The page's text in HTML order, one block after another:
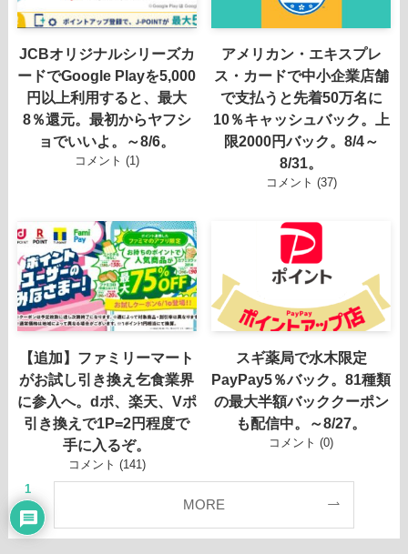
JCBオリジナルシリーズカ
ードでGoogle Playを5,000
円以上利用すると、最大
8％還元。最初からヤフシ
ョでいいよ。～8/6。
コメント (1)
アメリカン・エキスプレ
ス・カードで中小企業店舗
で支払うと先着50万名に
10％キャッシュバック。上
限2000円バック。8/4～
8/31。
コメント (37)
【追加】ファミリーマート
がお試し引き換え乞食業界
に参入へ。dポ、楽天、Vポ
引き換えで1P=2円程度で
手に入るぞ。
コメント (141)
スギ薬局で水木限定
PayPay5％バック。81種類
の最大半額バッククーポン
も配信中。～8/27。
コメント (0)
MORE
1